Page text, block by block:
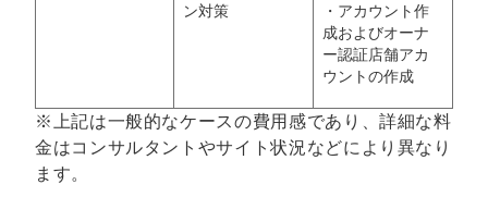
ン対策
・アカウント作
成およびオーナ
ー認証店舗アカ
ウントの作成
※上記は一般的なケースの費用感であり、詳細な料
金はコンサルタントやサイト状況などにより異なり
ます。